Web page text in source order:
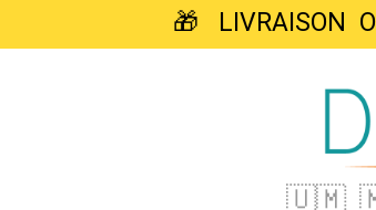
🎁 LIVRAISON
🇺🇲